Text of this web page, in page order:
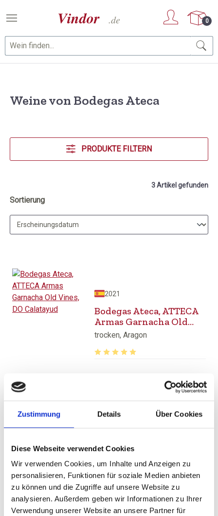
Zustimmung Details Über Cookies
Diese Webseite verwendet Cookies
Wir verwenden Cookies, um Inhalte und Anzeigen zu
personalisieren, Funktionen für soziale Medien anbieten
zu können und die Zugriffe auf unsere Website zu
analysieren. Außerdem geben wir Informationen zu Ihrer
Verwendung unserer Website an unsere Partner für
Zum Hauptinhalt springen
0
Weine von Bodegas Ateca
PRODUKTE FILTERN
3 Artikel gefunden
Sortierung
2021
Bodegas Ateca, ATTECA
Armas Garnacha Old
Vines, DO Calatayud
trocken, Aragon
ab 31,50 €